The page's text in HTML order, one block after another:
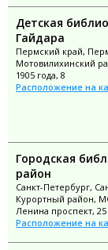
Детская
Гайдара
Пермский край,
Мотовилихинский
1905 года, 8
Расположение на
Городская
район
Санкт-Петербург,
Курортный район,
Ленина проспект, 25
Расположение на